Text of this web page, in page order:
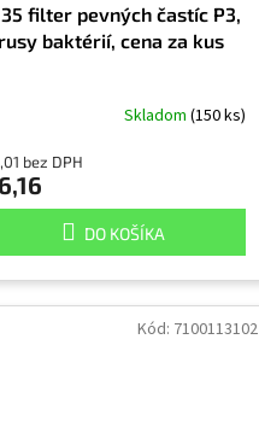
filter pevných častíc P3,
baktérií, cena za kus
Skladom (150 ks)
bez DPH
DO KOŠÍKA
Kód: 7100113102